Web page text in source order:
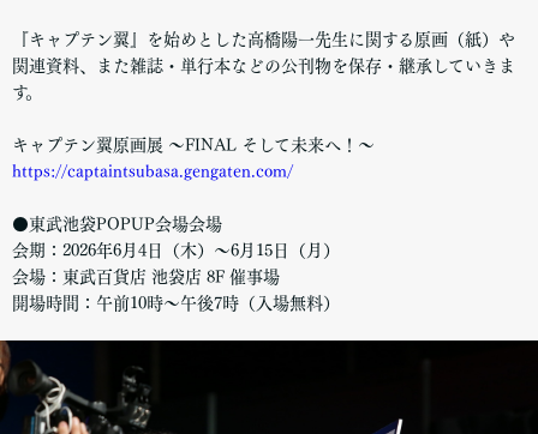
『キャプテン翼』を始めとした高橋陽一先生に関する原画（紙）や
関連資料、また雑誌・単行本などの公刊物を保存・継承していきま
す。
キャプテン翼原画展 ～FINAL そして未来へ！～
https://captaintsubasa.gengaten.com/
●東武池袋POPUP会場会場
会期：2026年6月4日（木）～6月15日（月）
会場：東武百貨店 池袋店 8F 催事場
開場時間：午前10時～午後7時（入場無料）